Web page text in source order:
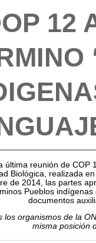
12
última reunión de COP
Biológica, realizada
de 2014, las partes
Pueblos
documentos
los organismos de la
misma posición